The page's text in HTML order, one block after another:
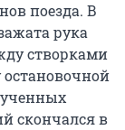
поезда. В
рука
створками
скончался в